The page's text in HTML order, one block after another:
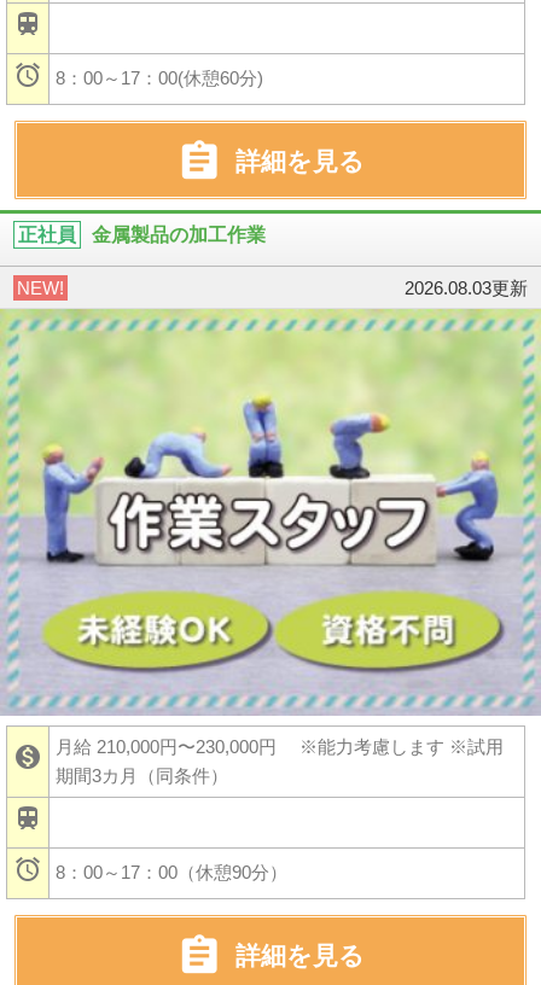


8：00～17：00(休憩60分)
 詳細を見る
正社員 金属製品の加工作業
NEW! 2026.08.03更新
 月給 210,000円〜230,000円
※能力考慮します ※試用
期間3カ月（同条件）


8：00～17：00（休憩90分）
 詳細を見る